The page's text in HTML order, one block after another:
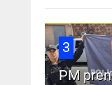
3
PM